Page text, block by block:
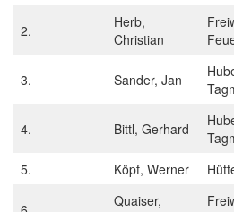
2.
Herb,
Christian
3. Sander, Jan
4. Bittl, Gerhard
5. Köpf, Werner
Quaiser,